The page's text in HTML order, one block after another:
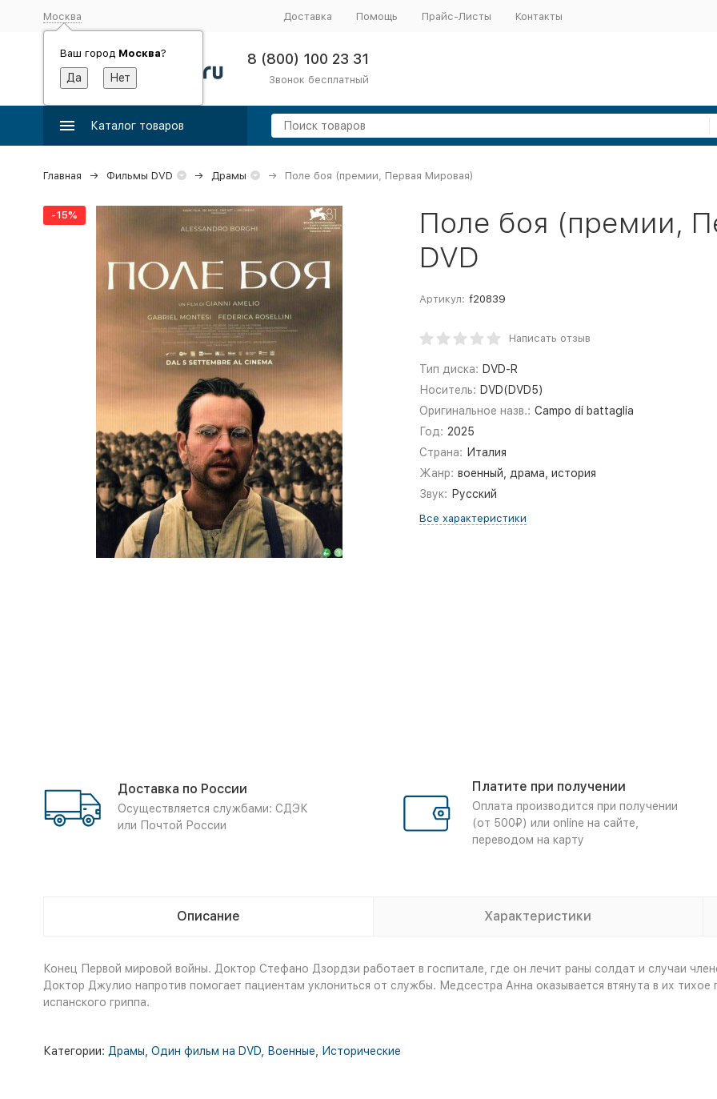
Москва
Ваш город Москва?
Доставка Помощь Прайс-Листы Контакты
8 (800) 100 23 31
Звонок бесплатный
Каталог товаров
Главная Фильмы DVD Драмы Поле боя (премии, Первая Мировая)
-15%
Поле боя (премии,
DVD
Артикул: f20839
Написать отзыв
Тип диска: DVD-R
Носитель: DVD(DVD5)
Оригинальное назв.: Campo di battaglia
Год: 2025
Страна: Италия
Жанр: военный, драма, история
Звук: Русский
Все характеристики
Доставка по России
Осуществляется службами: СДЭК
или Почтой России
Платите при получении
Оплата производится при получении
(от 500₽) или online на сайте,
переводом на карту
Описание Характеристики
Конец Первой мировой войны. Доктор Стефано Дзордзи работает в госпитале, где он лечит раны солдат и случаи
Доктор Джулио напротив помогает пациентам уклониться от службы. Медсестра Анна оказывается втянута в их
испанского гриппа.
Категории: Драмы Один фильм на DVD, Военные Исторические